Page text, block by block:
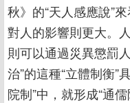
秋》的“天人感應說”
對人的影響則更大。
則可以通過災異懲罰
治”的這種“立體制衡”
院制”中，就形成“通